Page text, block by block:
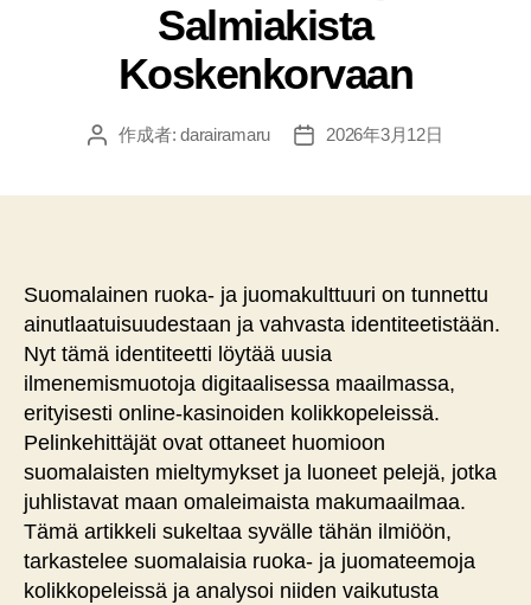
Salmiakista
Koskenkorvaan
投
作成者:darairamaru
投
2026年3月12日
Suomalainen ruoka- ja juomakulttuuri on tunnettu
ainutlaatuisuudestaan ja vahvasta identiteetistään.
Nyt tämä identiteetti löytää uusia
ilmenemismuotoja digitaalisessa maailmassa,
erityisesti online-kasinoiden kolikkopeleissä.
Pelinkehittäjät ovat ottaneet huomioon
suomalaisten mieltymykset ja luoneet pelejä, jotka
juhlistavat maan omaleimaista makumaailmaa.
Tämä artikkeli sukeltaa syvälle tähän ilmiöön,
tarkastelee suomalaisia ruoka- ja juomateemoja
kolikkopeleissä ja analysoi niiden vaikutusta